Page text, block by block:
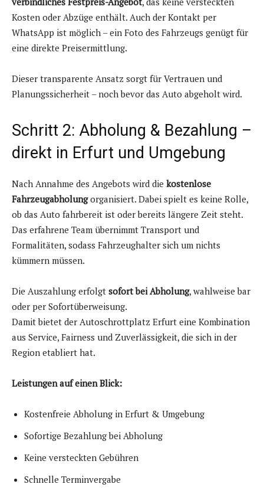
Kosten oder Abzüge enthält. Auch der Kontakt per
WhatsApp ist möglich – ein Foto des Fahrzeugs genügt für
eine direkte Preisermittlung.
Dieser transparente Ansatz sorgt für Vertrauen und
Planungssicherheit – noch bevor das Auto abgeholt wird.
Schritt 2: Abholung & Bezahlung –
direkt in Erfurt und Umgebung
Nach Annahme des Angebots wird die kostenlose
Fahrzeugabholungorganisiert. Dabei spielt es keine Rolle,
ob das Auto fahrbereit ist oder bereits längere Zeit steht.
Das erfahrene Team übernimmt Transport und
Formalitäten, sodass Fahrzeughalter sich um nichts
kümmern müssen.
Die Auszahlung erfolgt sofort bei Abholung, wahlweise bar
oder per Sofortüberweisung.
Damit bietet der Autoschrottplatz Erfurt eine Kombination
aus Service, Fairness und Zuverlässigkeit, die sich in der
Region etabliert hat.
Leistungen auf einen Blick:
Kostenfreie Abholung in Erfurt & Umgebung
Sofortige Bezahlung bei Abholung
Keine versteckten Gebühren
Schnelle Terminvergabe